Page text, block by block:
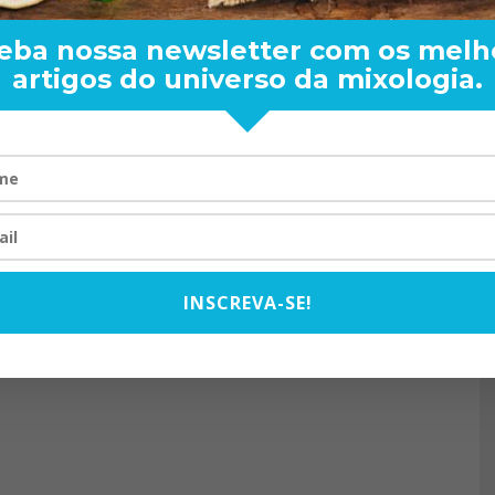
RAND BARTENDER: DE
VISTA PARA O MUNDO
nossa newsletter com os
artigos do universo da mixologia.
INSCREVA-SE!